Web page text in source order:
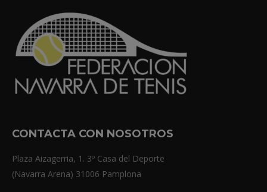
CONTACTA CON NOSOTROS
Plaza Aizagerria, 1. 3º Casa del Deporte
(Navarra Arena) 31006 Pamplona